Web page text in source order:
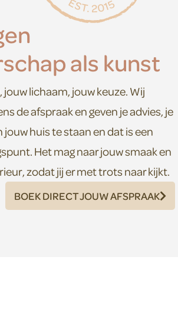
als kunst
lichaam, jouw keuze. Wij
de afspraak en geven je advies, je
huis te staan en dat is een
Het mag naar jouw smaak en
zodat jij er met trots naar kijkt.
BOEK DIRECT JOUW AFSPRAAK